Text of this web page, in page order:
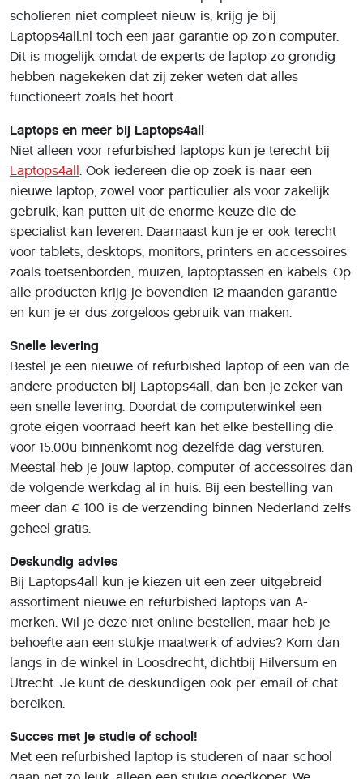
scholieren niet compleet nieuw is, krijg je bij
Laptops4all.nl toch een jaar garantie op zo'n computer.
Dit is mogelijk omdat de experts de laptop zo grondig
hebben nagekeken dat zij zeker weten dat alles
functioneert zoals het hoort.
Laptops en meer bij Laptops4all
Niet alleen voor refurbished laptops kun je terecht bij
Laptops4all . Ook iedereen die op zoek is naar een
nieuwe laptop, zowel voor particulier als voor zakelijk
gebruik, kan putten uit de enorme keuze die de
specialist kan leveren. Daarnaast kun je er ook terecht
voor tablets, desktops, monitors, printers en accessoires
zoals toetsenborden, muizen, laptoptassen en kabels. Op
alle producten krijg je bovendien 12 maanden garantie
en kun je er dus zorgeloos gebruik van maken.
Snelle levering
Bestel je een nieuwe of refurbished laptop of een van de
andere producten bij Laptops4all, dan ben je zeker van
een snelle levering. Doordat de computerwinkel een
grote eigen voorraad heeft kan het elke bestelling die
voor 15.00u binnenkomt nog dezelfde dag versturen.
Meestal heb je jouw laptop, computer of accessoires dan
de volgende werkdag al in huis. Bij een bestelling van
meer dan € 100 is de verzending binnen Nederland zelfs
geheel gratis.
Deskundig advies
Bij Laptops4all kun je kiezen uit een zeer uitgebreid
assortiment nieuwe en refurbished laptops van A-
merken. Wil je deze niet online bestellen, maar heb je
behoefte aan een stukje maatwerk of advies? Kom dan
langs in de winkel in Loosdrecht, dichtbij Hilversum en
Utrecht. Je kunt de deskundigen ook per email of chat
bereiken.
Succes met je studie of school!
Met een refurbished laptop is studeren of naar school